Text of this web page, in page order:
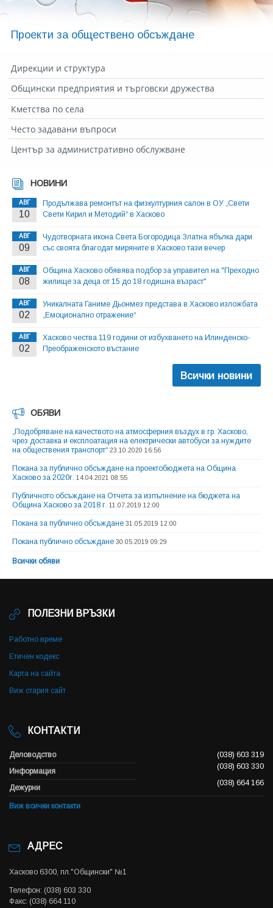
Проекти за обществено обсъждане
Дирекции и структура
Общински предприятия и търговски дружества
Кметства по села
Често задавани въпроси
Център за административно обслужване
НОВИНИ
АВГ
10
Продължава ремонтът на физкултурния салон в ОУ „Свети
Свети Кирил и Методий“ в Хасково
АВГ
09
Чудотворната икона Света Богородица Златна ябълка дари
със своята благодат миряните в Хасково тази вечер
АВГ
08
Община Хасково обявява подбор за управител на "Преходно
жилище за деца от 15 до 18 годишна възраст"
АВГ
02
Уникалната Ганиме Дьонмез представа в Хасково изложбата
„Емоционално отражение“
АВГ
02
Хасково чества 119 години от избухването на Илинденско-
Преображенското въстание
Всички новини
ОБЯВИ
„Подобряване на качеството на атмосферния въздух в гр. Хасково,
чрез доставка и експлоатация на електрически автобуси за нуждите
на обществения транспорт“ 23.10.2020 16:56
Покана за публично обсъждане на проектобюджета на Община
Хасково за 2020г. 14.04.2021 08:55
Публичното обсъждане на Отчета за изпълнение на бюджета на
Община Хасково за 2018 г. 11.07.2019 12:00
Покана за публично обсъждане 31.05.2019 12:00
Покана публично обсъждане 30.05.2019 09:29
Всички обяви
ПОЛЕЗНИ ВРЪЗКИ
Работно време
Етичен кодекс
Карта на сайта
Виж стария сайт
КОНТАКТИ
Деловодство
(038) 603 319
Информация
(038) 603 330
Дежурни
(038) 664 166
Виж всички контакти
АДРЕС
Хасково 6300, пл."Общински" №1
Телефон: (038) 603 330
Факс: (038) 664 110